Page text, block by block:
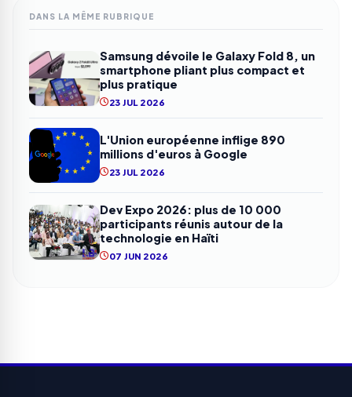
DANS LA MÊME RUBRIQUE
Samsung dévoile le Galaxy Fold 8, un
smartphone pliant plus compact et
plus pratique
23 JUL 2026
L'Union européenne inflige 890
millions d'euros à Google
23 JUL 2026
Dev Expo 2026: plus de 10 000
participants réunis autour de la
technologie en Haïti
07 JUN 2026